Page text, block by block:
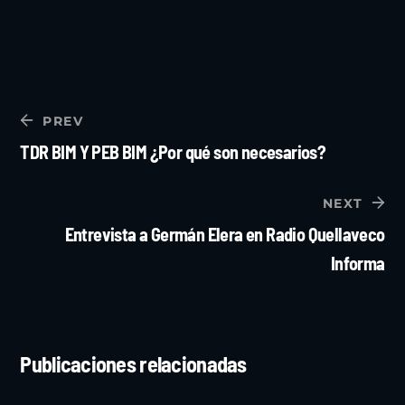
PREV
TDR BIM Y PEB BIM ¿Por qué son necesarios?
NEXT
Entrevista a Germán Elera en Radio Quellaveco
Informa
Publicaciones relacionadas